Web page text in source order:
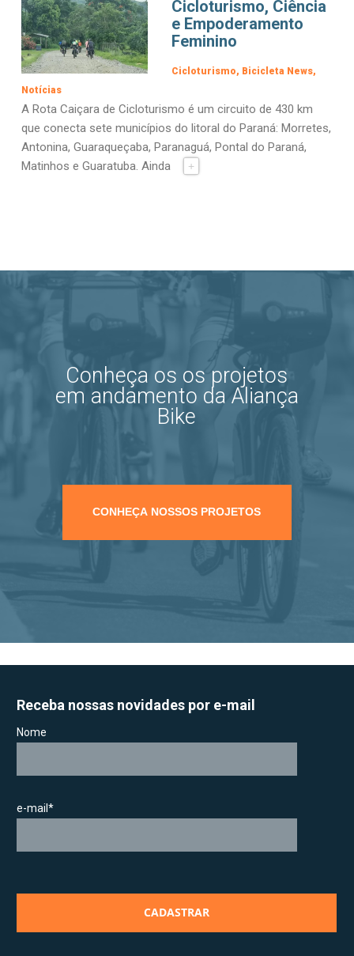
Cicloturismo, Ciência
e Empoderamento
Feminino
Cicloturismo
Bicicleta News
Notícias
A Rota Caiçara de Cicloturismo é um circuito de 430 km
que conecta sete municípios do litoral do Paraná: Morretes,
Antonina, Guaraqueçaba, Paranaguá, Pontal do Paraná,
Matinhos e Guaratuba. Ainda
+
Conheça os os projetos
em andamento da Aliança
Bike
CONHEÇA NOSSOS PROJETOS
Receba nossas novidades por e-mail
Nome
e-mail*